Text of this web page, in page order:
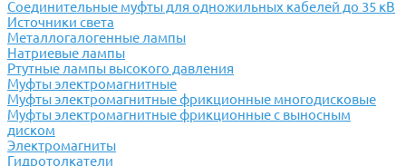
Соединительные муфты для одножильных кабелей до 35 кВ
Источники света
Металлогалогенные лампы
Натриевые лампы
Ртутные лампы высокого давления
Муфты электромагнитные
Муфты электромагнитные фрикционные многодисковые
Муфты электромагнитные фрикционные с выносным
диском
Электромагниты
Гидротолкатели